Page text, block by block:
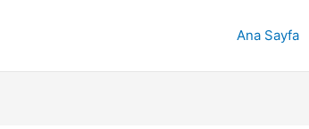
Ana Sayfa